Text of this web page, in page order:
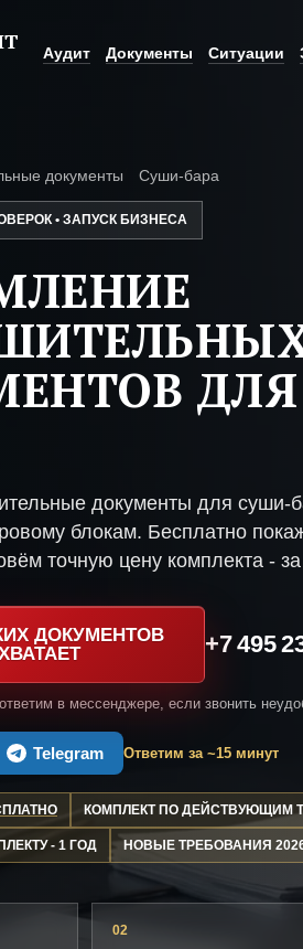
Аудит Документы Ситуации
документы Суши-бара
• ЗАПУСК БИЗНЕСА
документы для суши-
блокам. Бесплатно
точную цену комплекта -
ДОКУМЕНТОВ
+7 495
в мессенджере, если звонить
Telegram Ответим за ~15 минут
КОМПЛЕКТ ПО ДЕЙСТВУЮЩИМ
- 1 ГОД НОВЫЕ ТРЕБОВАНИЯ
02